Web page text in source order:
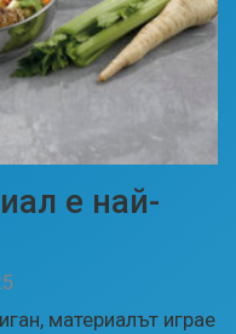
е най-
материалът играе